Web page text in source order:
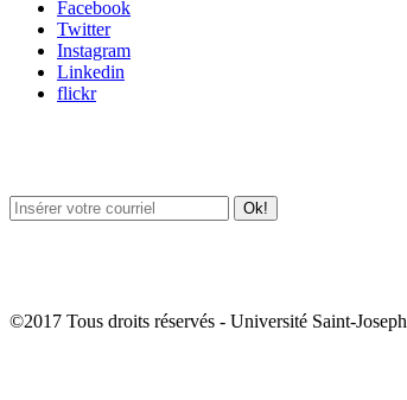
Facebook
Twitter
Instagram
Linkedin
flickr
©2017 Tous droits réservés - Université Saint-Joseph